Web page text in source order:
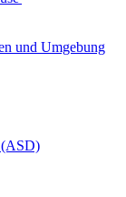
und Umgebung
(ASD)